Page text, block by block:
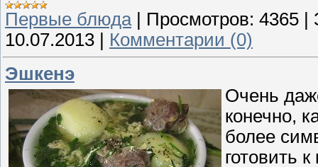
Первые блюда| Просмотров: 4365
10.07.2013
Комментарии (0)
Эшкенэ
Очень
конечно,
более
готовить